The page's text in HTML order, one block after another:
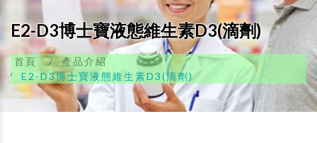
E2-D3博士寶液態維生素D3(滴劑)
首頁
產品介紹
E2-D3博士寶液態維生素D3(滴劑)